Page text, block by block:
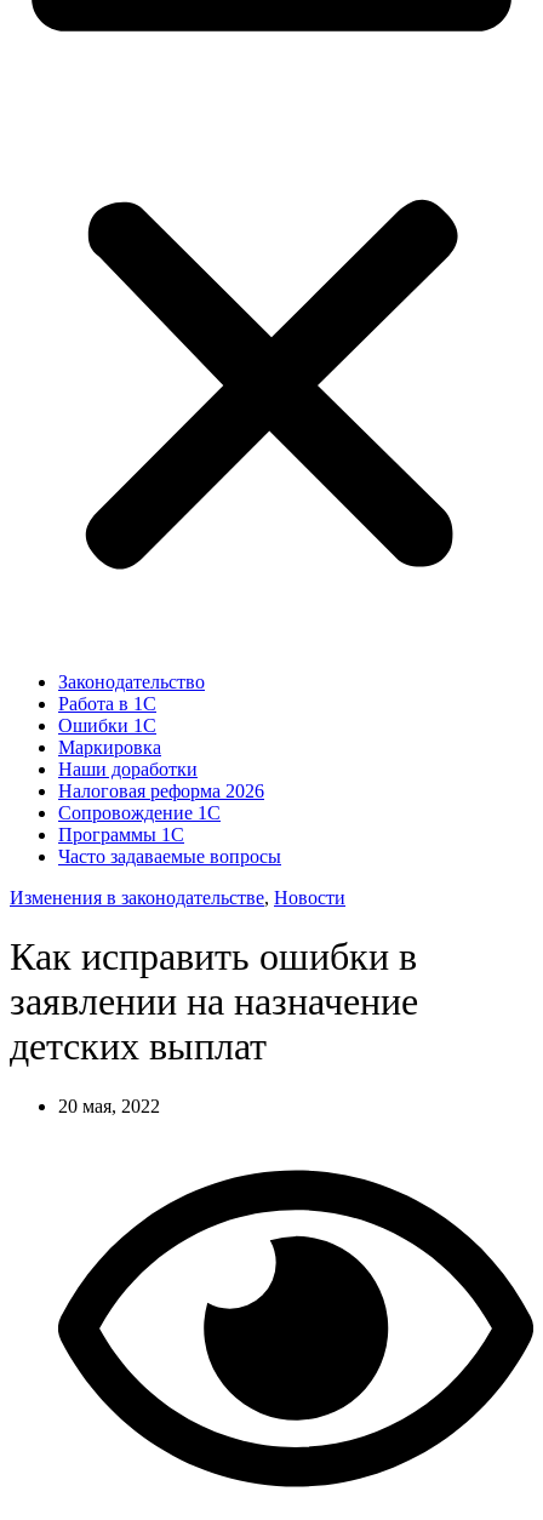
Законодательство
Работа в 1С
Ошибки 1С
Маркировка
Наши доработки
Налоговая реформа 2026
Сопровождение 1С
Программы 1С
Часто задаваемые вопросы
Изменения в законодательстве, Новости
Как исправить ошибки в
заявлении на назначение
детских выплат
20 мая, 2022